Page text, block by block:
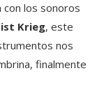
con los sonoros
Krieg, este
nos
finalmente